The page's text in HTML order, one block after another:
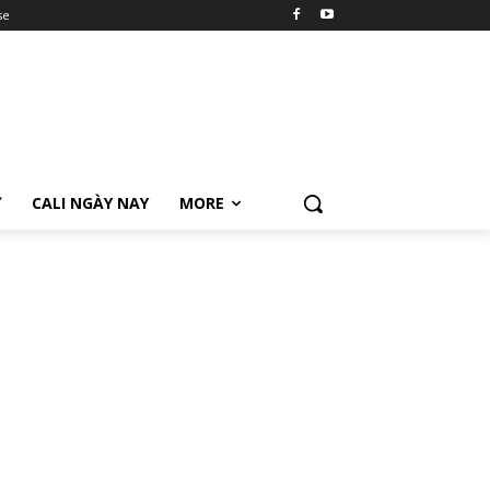
CALI NGÀY NAY MORE